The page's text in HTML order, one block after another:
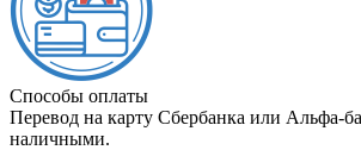
Способы оплаты
Перевод на карту Сбербанка или Альфа-
наличными.